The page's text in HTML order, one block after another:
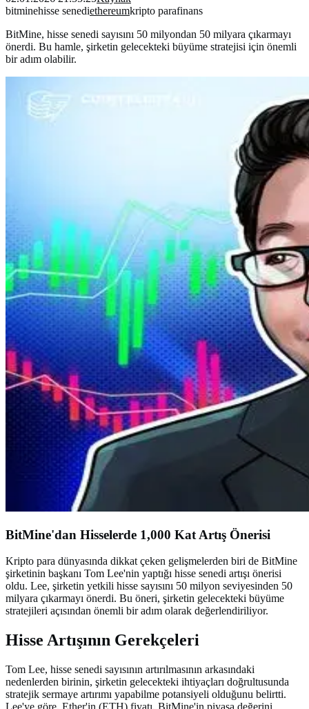
bitminehisse senediethereumkripto parafinans
BitMine, hisse senedi sayısını 50 milyondan 50 milyara çıkarmayı
önerdi. Bu hamle, şirketin gelecekteki büyüme stratejisi için önemli
bir adım olabilir.
BitMine'dan Hisselerde 1,000 Kat Artış Önerisi
Kripto para dünyasında dikkat çeken gelişmelerden biri de BitMine
şirketinin başkanı Tom Lee'nin yaptığı hisse senedi artışı önerisi
oldu. Lee, şirketin yetkili hisse sayısını 50 milyon seviyesinden 50
milyara çıkarmayı önerdi. Bu öneri, şirketin gelecekteki büyüme
stratejileri açısından önemli bir adım olarak değerlendiriliyor.
Hisse Artışının Gerekçeleri
Tom Lee, hisse senedi sayısının artırılmasının arkasındaki
nedenlerden birinin, şirketin gelecekteki ihtiyaçları doğrultusunda
stratejik sermaye artırımı yapabilme potansiyeli olduğunu belirtti.
Lee'ye göre, Ether'in (ETH) fiyatı, BitMine'in piyasa değerini